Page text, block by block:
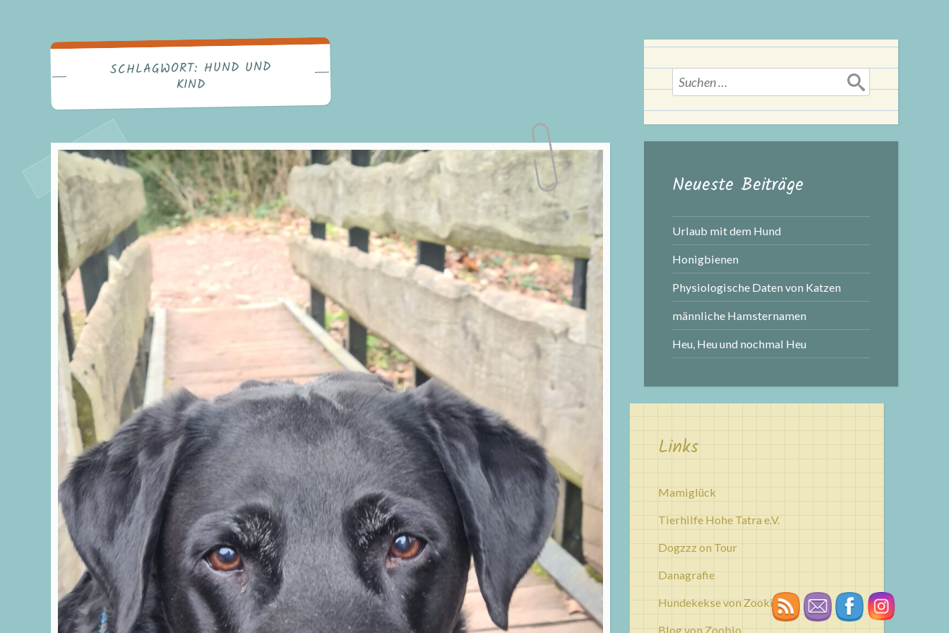
SCHLAGWORT: HUND UND
KIND
Suchen
nach:
Neueste Beiträge
Urlaub mit dem Hund
Honigbienen
Physiologische Daten von Katzen
männliche Hamsternamen
Heu, Heu und nochmal Heu
Links
Mamiglück
Tierhilfe Hohe Tatra e.V.
Dogzzz on Tour
Danagrafie
Hundekekse von Zookies
Blog von Zoobio